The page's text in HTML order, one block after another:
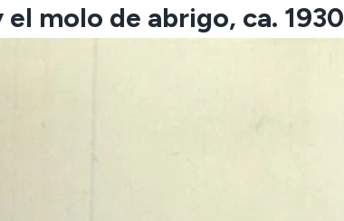
molo de abrigo, ca. 1930